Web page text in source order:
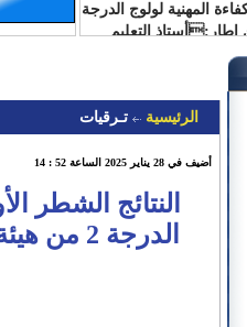
المهنية لولوج الدرجة
إطار:أستاذ التعليم
أستاذ...
الرئيسية تـرقيات
أضيف في 28 يناير 2025 الساعة 52 : 14
الدرجة